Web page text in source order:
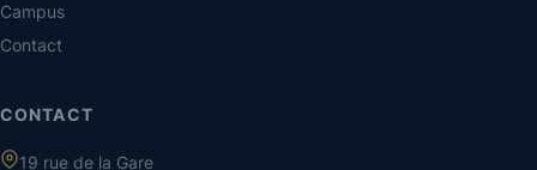
Campus
Contact
CONTACT
19 rue de la Gare